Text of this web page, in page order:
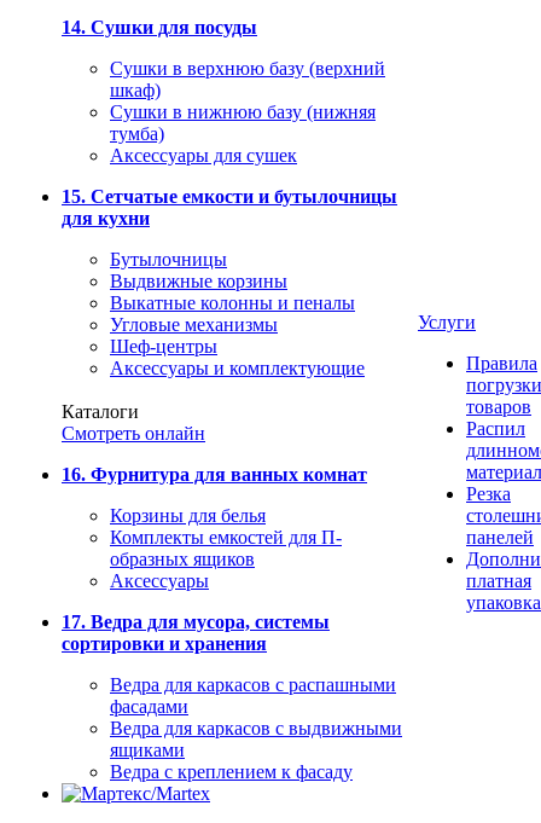
14. Сушки для посуды
Сушки в верхнюю базу (верхний
шкаф)
Сушки в нижнюю базу (нижняя
тумба)
Аксессуары для сушек
15. Сетчатые емкости и бутылочницы
для кухни
Бутылочницы
Выдвижные корзины
Выкатные колонны и пеналы
Угловые механизмы
Шеф-центры
Аксессуары и комплектующие
Каталоги
Смотреть онлайн
16. Фурнитура для ванных комнат
Корзины для белья
Комплекты емкостей для П-
образных ящиков
Аксессуары
17. Ведра для мусора, системы
сортировки и хранения
Ведра для каркасов с распашными
фасадами
Ведра для каркасов с выдвижными
ящиками
Ведра с креплением к фасаду
Услуги
Правила
погрузки
товаров
Распил
Резка
панелей
платная
упаковка